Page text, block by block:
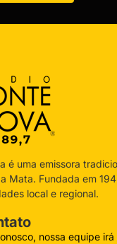
é uma emissora
Mata. Fundada em
local e regional.
nossa equipe